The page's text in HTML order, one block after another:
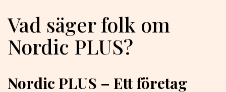
Vad säger folk om
Nordic PLUS?
Nordic PLUS – Ett företag